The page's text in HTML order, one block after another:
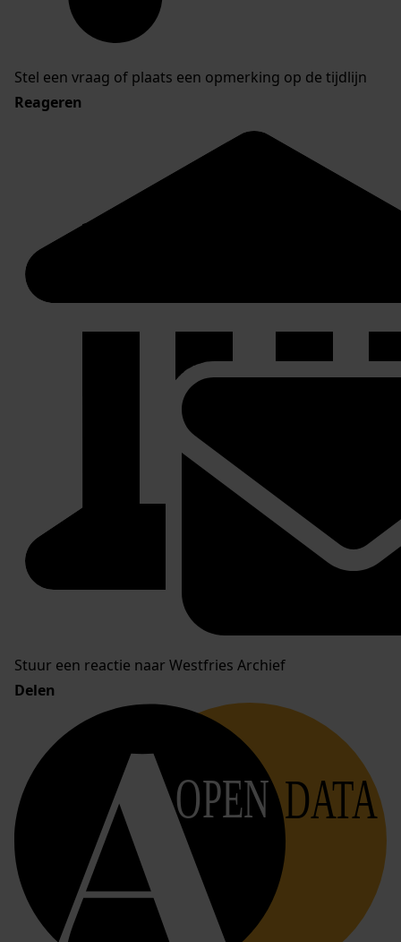
Stel een vraag of plaats een opmerking op de tijdlijn
Reageren
Stuur een reactie naar Westfries Archief
Delen
OPEN DATA